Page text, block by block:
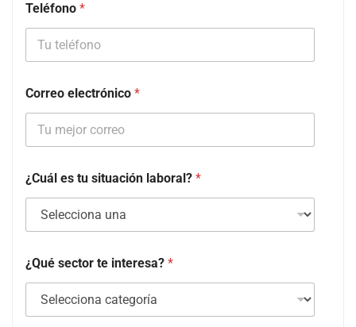
Teléfono *
Correo electrónico *
¿Cuál es tu situación laboral? *
¿Qué sector te interesa? *